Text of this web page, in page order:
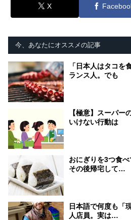
X
今、あなたにオススメの記事
「日本人はタコを
ランス人。でも
【極意】スーパー
いけない行動は
おにぎりを3つ食べ
その後帰宅して…
日本語で何度も「
人店員。実は…